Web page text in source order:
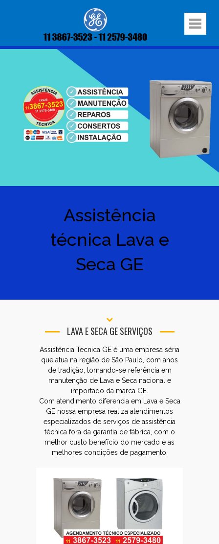
Assistência
técnica Lava e
Seca GE
LAVA E SECA GE SERVIÇOS
Assistência Técnica GE é uma empresa séria
que atua na região de São Paulo, com anos
de tradição, tornando-se referência em
manutenção de Lava e Seca nacional e
importado da marca GE.
Com atendimento diferencia em Lava e Seca
GE nossa empresa realiza atendimentos
especializados de serviços de assistência
técnica fora da garantia de fábrica, com o
melhor custo benefício do mercado e as
melhores condições de pagamento.